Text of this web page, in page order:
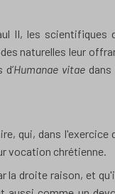
II, les scientifiques
naturelles leur
Humanae vitaedans
qui, dans l'exercice
vocation chrétienne.
la droite raison, et